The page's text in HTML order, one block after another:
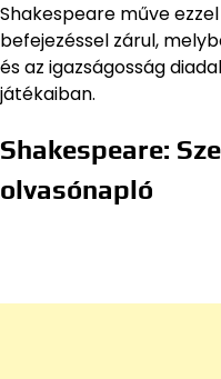
Shakespeare műve
befejezéssel zárul,
és az igazságosság
játékaiban.
Shakespeare:
olvasónapló